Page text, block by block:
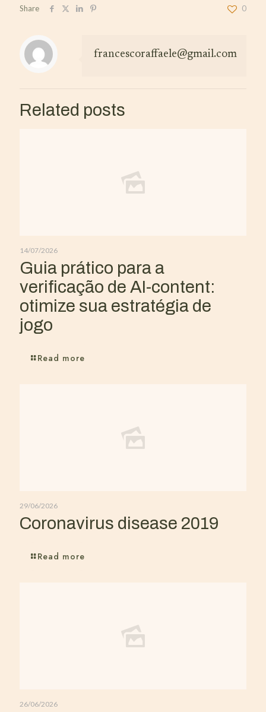
Share 0
francescoraffaele@gmail.com
Related posts
14/07/2026
Guia prático para a
verificação de AI-content:
otimize sua estratégia de
jogo
Read more
29/06/2026
Coronavirus disease 2019
Read more
26/06/2026